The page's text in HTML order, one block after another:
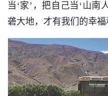
当‘家’，把自己当‘山南
砻大地，才有我们的幸